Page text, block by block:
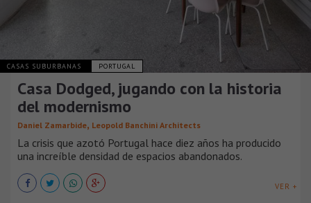
CASAS SUBURBANAS PORTUGAL
Casa Dodged, jugando con la historia
del modernismo
Daniel Zamarbide, Leopold Banchini Architects
La crisis que azotó Portugal hace diez años ha producido
una increíble densidad de espacios abandonados.
VER +